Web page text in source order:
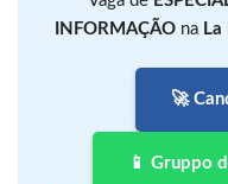
INFORMAÇÃO na
🚀
📱 Gruppo